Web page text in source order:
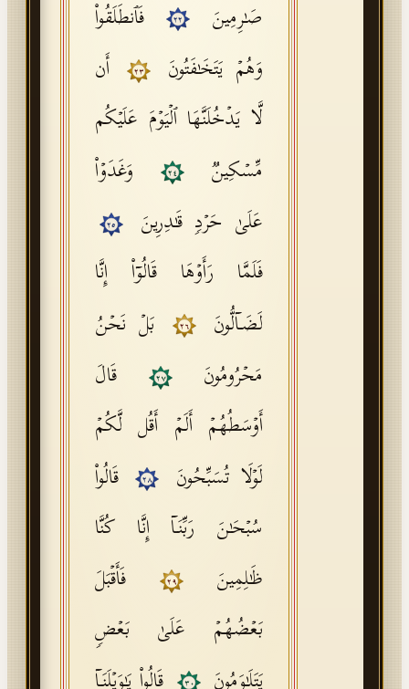
صَـٰرِمِینَ
٢٢
فَٱنطَلَقُوا۟
وَهُمۡ یَتَخَـٰفَتُونَ
٢٣
أَن
لَّا یَدۡخُلَنَّهَا ٱلۡیَوۡمَ عَلَیۡكُم
مِّسۡكِینࣱ
٢٤
وَغَدَوۡا۟
عَلَىٰ حَرۡدࣲ قَـٰدِرِینَ
٢٥
فَلَمَّا رَأَوۡهَا قَالُوۤا۟ إِنَّا
لَضَاۤلُّونَ
٢٦
بَلۡ نَحۡنُ
مَحۡرُومُونَ
٢٧
قَالَ
أَوۡسَطُهُمۡ أَلَمۡ أَقُل لَّكُمۡ
لَوۡلَا تُسَبِّحُونَ
٢٨
قَالُوا۟
سُبۡحَـٰنَ رَبِّنَاۤ إِنَّا كُنَّا
ظَـٰلِمِینَ
٢٩
فَأَقۡبَلَ
بَعۡضُهُمۡ عَلَىٰ بَعۡضࣲ
٣٠